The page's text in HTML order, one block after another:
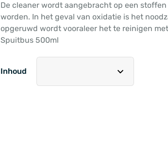
De cleaner wordt aangebracht op een
worden. In het geval van oxidatie is het
opgeruwd wordt vooraleer het te reinigen
Spuitbus 500ml
Inhoud